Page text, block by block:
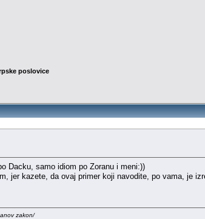
poslovice
Dacku, samo idiom po Zoranu i meni:))
jer kazete, da ovaj primer koji navodite, po vama, je
zakon/